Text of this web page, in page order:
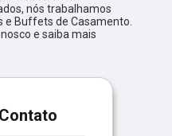
nós trabalhamos
Buffets de Casamento.
e saiba mais